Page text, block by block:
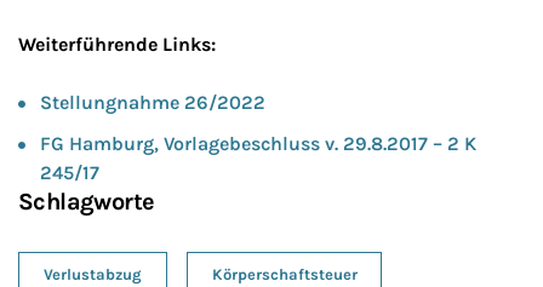
Weiterführende Links:
Stellungnahme 26/2022
FG Hamburg, Vorlagebeschluss v. 29.8.2017 – 2 K
245/17
Schlagworte
Verlustabzug Körperschaftsteuer